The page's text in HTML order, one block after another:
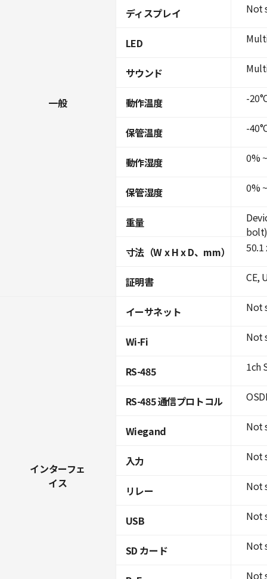
一般
ディスプレイ
LED
サウンド
動作温度
保管温度
動作湿度
保管湿度
重量
寸法（W x H x D、mm）
証明書
インターフェ
イス
イーサネット
Wi-Fi
RS-485
RS-485 通信プロトコル
Wiegand
入力
リレー
USB
SD カード
Not
-
-
0%
0%
bolt)
50.1
CE,
Not
Not
1ch
Not
Not
Not
Not
Not
Not